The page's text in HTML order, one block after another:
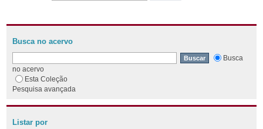
Busca no acervo
Busca
no acervo
Esta Coleção
Pesquisa avançada
Listar por